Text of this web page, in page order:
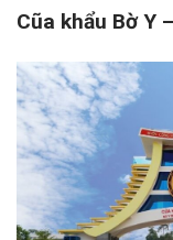
Cũa khẩu Bờ Y